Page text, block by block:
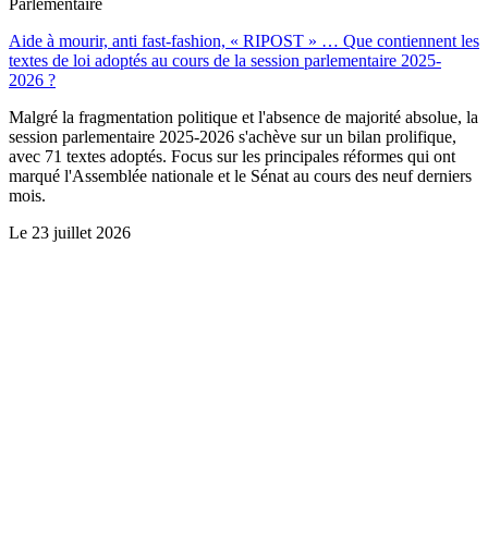
Aide à mourir, anti fast-fashion, « RIPOST » … Que contiennent les
textes de loi adoptés au cours de la session parlementaire 2025-
2026 ?
Malgré la fragmentation politique et l'absence de majorité absolue, la
session parlementaire 2025-2026 s'achève sur un bilan prolifique,
avec 71 textes adoptés. Focus sur les principales réformes qui ont
marqué l'Assemblée nationale et le Sénat au cours des neuf derniers
mois.
Le 23 juillet 2026